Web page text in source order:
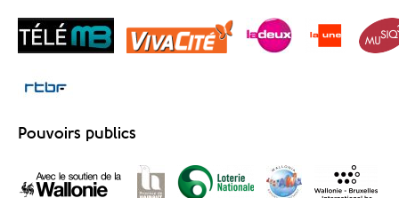
Pouvoirs publics